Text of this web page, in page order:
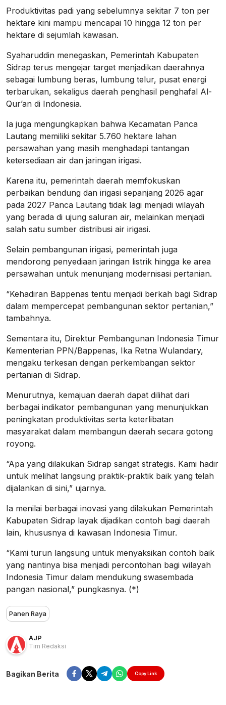
Produktivitas padi yang sebelumnya sekitar 7 ton per
hektare kini mampu mencapai 10 hingga 12 ton per
hektare di sejumlah kawasan.
Syaharuddin menegaskan, Pemerintah Kabupaten
Sidrap terus mengejar target menjadikan daerahnya
sebagai lumbung beras, lumbung telur, pusat energi
terbarukan, sekaligus daerah penghasil penghafal Al-
Qur’an di Indonesia.
Ia juga mengungkapkan bahwa Kecamatan Panca
Lautang memiliki sekitar 5.760 hektare lahan
persawahan yang masih menghadapi tantangan
ketersediaan air dan jaringan irigasi.
Karena itu, pemerintah daerah memfokuskan
perbaikan bendung dan irigasi sepanjang 2026 agar
pada 2027 Panca Lautang tidak lagi menjadi wilayah
yang berada di ujung saluran air, melainkan menjadi
salah satu sumber distribusi air irigasi.
Selain pembangunan irigasi, pemerintah juga
mendorong penyediaan jaringan listrik hingga ke area
persawahan untuk menunjang modernisasi pertanian.
“Kehadiran Bappenas tentu menjadi berkah bagi Sidrap
dalam mempercepat pembangunan sektor pertanian,”
tambahnya.
Sementara itu, Direktur Pembangunan Indonesia Timur
Kementerian PPN/Bappenas, Ika Retna Wulandary,
mengaku terkesan dengan perkembangan sektor
pertanian di Sidrap.
Menurutnya, kemajuan daerah dapat dilihat dari
berbagai indikator pembangunan yang menunjukkan
peningkatan produktivitas serta keterlibatan
masyarakat dalam membangun daerah secara gotong
royong.
“Apa yang dilakukan Sidrap sangat strategis. Kami hadir
untuk melihat langsung praktik-praktik baik yang telah
dijalankan di sini,” ujarnya.
Ia menilai berbagai inovasi yang dilakukan Pemerintah
Kabupaten Sidrap layak dijadikan contoh bagi daerah
lain, khususnya di kawasan Indonesia Timur.
“Kami turun langsung untuk menyaksikan contoh baik
yang nantinya bisa menjadi percontohan bagi wilayah
Indonesia Timur dalam mendukung swasembada
pangan nasional,” pungkasnya. (*)
Panen Raya
AJP
Tim Redaksi
Bagikan Berita Copy Link